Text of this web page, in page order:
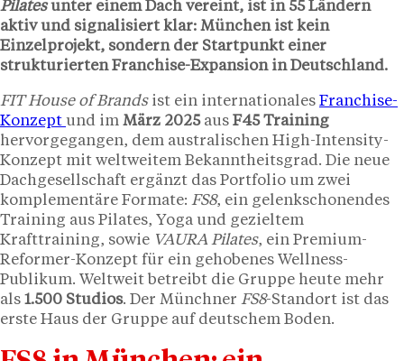
Pilatesunter einem Dach vereint, ist in 55 Ländern
aktiv und signalisiert klar: München ist kein
Einzelprojekt, sondern der Startpunkt einer
strukturierten Franchise-Expansion in Deutschland.
FIT House of Brandsist ein internationales Franchise-
Konzept und im März 2025aus F45 Training
hervorgegangen, dem australischen High-Intensity-
Konzept mit weltweitem Bekanntheitsgrad. Die neue
Dachgesellschaft ergänzt das Portfolio um zwei
komplementäre Formate: FS8, ein gelenkschonendes
Training aus Pilates, Yoga und gezieltem
Krafttraining, sowie VAURA Pilates, ein Premium-
Reformer-Konzept für ein gehobenes Wellness-
Publikum. Weltweit betreibt die Gruppe heute mehr
als 1.500 Studios. Der Münchner FS8-Standort ist das
erste Haus der Gruppe auf deutschem Boden.